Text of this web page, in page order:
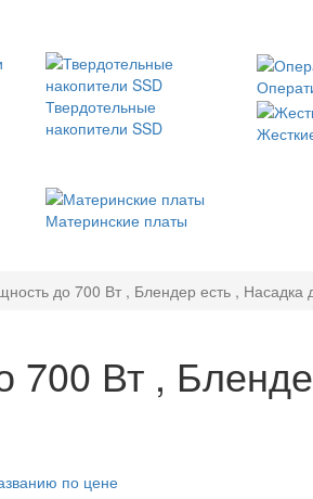
Твердотельные
накопители SSD
Материнские платы
до 700 Вт , Блендер есть , Насадка
Вт ,
по цене